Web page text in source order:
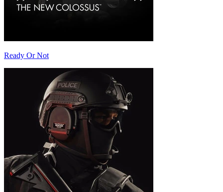
Ready Or Not